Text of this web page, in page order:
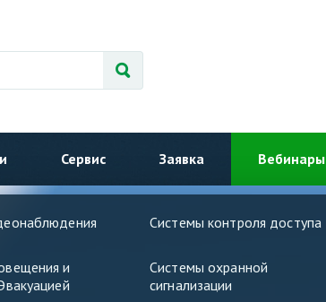
Сервис Заявка Вебинары
Системы контроля доступа
и
Системы охранной
сигнализации